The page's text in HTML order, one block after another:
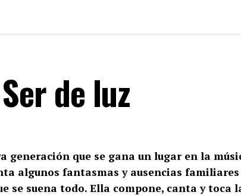
de luz
generación que se gana un lugar en la
algunos fantasmas y ausencias
se suena todo. Ella compone, canta y